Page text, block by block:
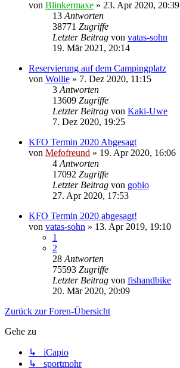
von Blinkermaxe » 23. Apr 2020, 20:39
13 Antworten
38771 Zugriffe
Letzter Beitrag von vatas-sohn
19. Mär 2021, 20:14
Reservierung auf dem Campingplatz
von Wollie » 7. Dez 2020, 11:15
3 Antworten
13609 Zugriffe
Letzter Beitrag von Kaki-Uwe
7. Dez 2020, 19:25
KFO Termin 2020 Abgesagt
von Mefofreund » 19. Apr 2020, 16:06
4 Antworten
17092 Zugriffe
Letzter Beitrag von gobio
27. Apr 2020, 17:53
KFO Termin 2020 abgesagt!
von vatas-sohn » 13. Apr 2019, 19:10
1
2
28 Antworten
75593 Zugriffe
Letzter Beitrag von fishandbike
20. Mär 2020, 20:09
Zurück zur Foren-Übersicht
Gehe zu
↳ iCapio
↳ sportmohr